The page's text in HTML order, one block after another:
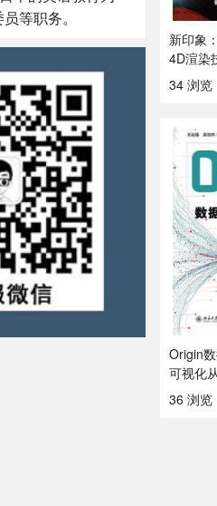
等职务。
新印象
4D渲染
34 浏览
Origin
可视化
36 浏览